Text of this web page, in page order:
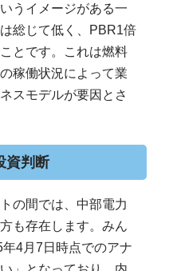
うイメージがある一
総じて低く、PBR1倍
とです。これは燃料
稼働状況によって業
スモデルが要因とさ
資判断
の間では、中部電力
も存在します。みん
4月7日時点でのアナ